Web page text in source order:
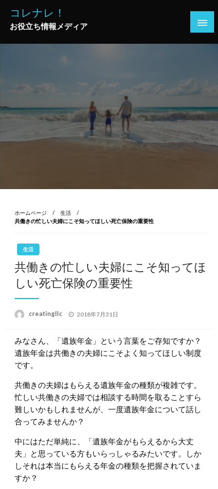
ン
プ
コレナレ！
お役立ち情報メディア
ホームページ
生活
共働きの忙しい夫婦にこそ知ってほしい死亡保険の重要性
生活
共働きの忙しい夫婦にこそ知ってほ
しい死亡保険の重要性
creatingllc
投
2018年7月31日
みなさん、「遺族年金」という言葉をご存知ですか？
遺族年金は共働きの夫婦にこそよく知ってほしい制度
です。
共働きの夫婦はもらえる遺族年金の種類が複雑です。
忙しい共働きの夫婦では相談する時間を取ることすら
難しいかもしれませんが、一度遺族年金について話し
合ってみませんか？
中にはただ単純に、「遺族年金がもらえるから大丈
夫」と思っている方もいらっしゃるみたいです。しか
しそれは本当にもらえる年金の種類を把握されていま
すか？